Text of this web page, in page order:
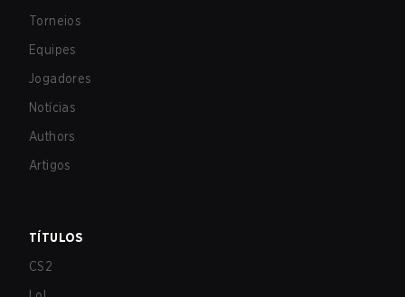
Torneios
Equipes
Jogadores
Notícias
Authors
Artigos
TÍTULOS
CS2